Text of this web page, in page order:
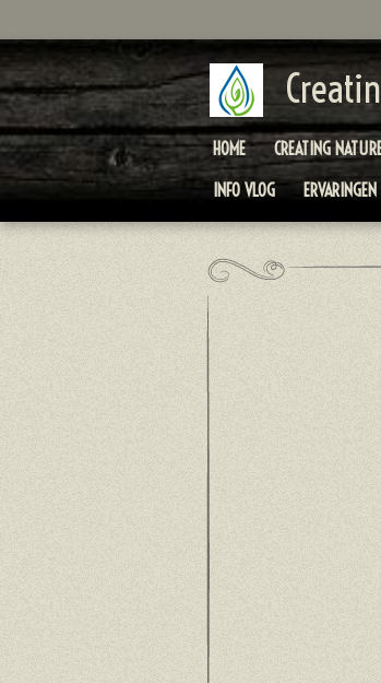
naar
de
hoofdinhoud
HOME CREATING
INFO VLOG
ERVARINGEN